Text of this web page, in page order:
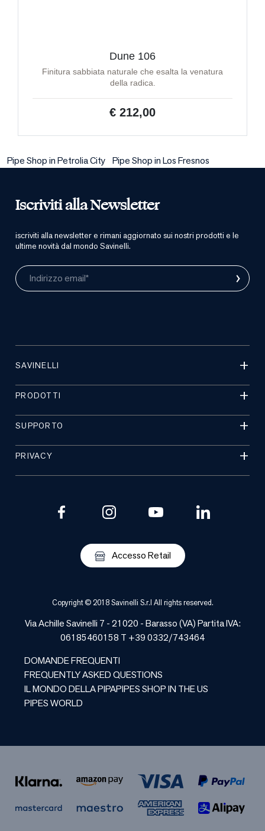
Dune 106
Finitura sabbiata naturale che esalta la venatura
della radica.
€ 212,00
Pipe Shop in Petrolia City Pipe Shop in Los Fresnos
Iscriviti alla Newsletter
iscriviti alla newsletter e rimani aggiornato sui nostri prodotti e le
ultime novità dal mondo Savinelli.
Indirizzo email* ›
SAVINELLI
PRODOTTI
SUPPORTO
PRIVACY
Accesso Retail
Copyright © 2018 Savinelli S.r.l All rights reserved.
Via Achille Savinelli 7 - 21020 -Barasso(VA) Partita IVA:
06185460158 T +39 0332/743464
DOMANDE FREQUENTI
FREQUENTLY ASKED QUESTIONS
IL MONDO DELLA PIPAPIPES SHOP IN THE US
PIPES WORLD